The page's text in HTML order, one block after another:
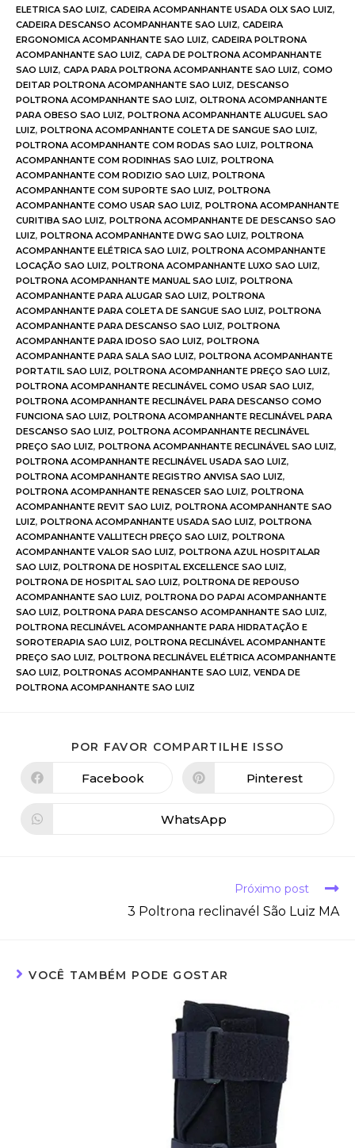
ELETRICA SAO LUIZ, CADEIRA ACOMPANHANTE USADA OLX SAO LUIZ,
CADEIRA DESCANSO ACOMPANHANTE SAO LUIZ, CADEIRA
ERGONOMICA ACOMPANHANTE SAO LUIZ, CADEIRA POLTRONA
ACOMPANHANTE SAO LUIZ, CAPA DE POLTRONA ACOMPANHANTE
SAO LUIZ, CAPA PARA POLTRONA ACOMPANHANTE SAO LUIZ, COMO
DEITAR POLTRONA ACOMPANHANTE SAO LUIZ, DESCANSO
POLTRONA ACOMPANHANTE SAO LUIZ, OLTRONA ACOMPANHANTE
PARA OBESO SAO LUIZ, POLTRONA ACOMPANHANTE ALUGUEL SAO
LUIZ, POLTRONA ACOMPANHANTE COLETA DE SANGUE SAO LUIZ,
POLTRONA ACOMPANHANTE COM RODAS SAO LUIZ, POLTRONA
ACOMPANHANTE COM RODINHAS SAO LUIZ, POLTRONA
ACOMPANHANTE COM RODIZIO SAO LUIZ, POLTRONA
ACOMPANHANTE COM SUPORTE SAO LUIZ, POLTRONA
ACOMPANHANTE COMO USAR SAO LUIZ, POLTRONA ACOMPANHANTE
CURITIBA SAO LUIZ, POLTRONA ACOMPANHANTE DE DESCANSO SAO
LUIZ, POLTRONA ACOMPANHANTE DWG SAO LUIZ, POLTRONA
ACOMPANHANTE ELÉTRICA SAO LUIZ, POLTRONA ACOMPANHANTE
LOCAÇÃO SAO LUIZ, POLTRONA ACOMPANHANTE LUXO SAO LUIZ,
POLTRONA ACOMPANHANTE MANUAL SAO LUIZ, POLTRONA
ACOMPANHANTE PARA ALUGAR SAO LUIZ, POLTRONA
ACOMPANHANTE PARA COLETA DE SANGUE SAO LUIZ, POLTRONA
ACOMPANHANTE PARA DESCANSO SAO LUIZ, POLTRONA
ACOMPANHANTE PARA IDOSO SAO LUIZ, POLTRONA
ACOMPANHANTE PARA SALA SAO LUIZ, POLTRONA ACOMPANHANTE
PORTATIL SAO LUIZ, POLTRONA ACOMPANHANTE PREÇO SAO LUIZ,
POLTRONA ACOMPANHANTE RECLINÁVEL COMO USAR SAO LUIZ,
POLTRONA ACOMPANHANTE RECLINÁVEL PARA DESCANSO COMO
FUNCIONA SAO LUIZ, POLTRONA ACOMPANHANTE RECLINÁVEL PARA
DESCANSO SAO LUIZ, POLTRONA ACOMPANHANTE RECLINÁVEL
PREÇO SAO LUIZ, POLTRONA ACOMPANHANTE RECLINÁVEL SAO LUIZ,
POLTRONA ACOMPANHANTE RECLINÁVEL USADA SAO LUIZ,
POLTRONA ACOMPANHANTE REGISTRO ANVISA SAO LUIZ,
POLTRONA ACOMPANHANTE RENASCER SAO LUIZ, POLTRONA
ACOMPANHANTE REVIT SAO LUIZ, POLTRONA ACOMPANHANTE SAO
LUIZ, POLTRONA ACOMPANHANTE USADA SAO LUIZ, POLTRONA
ACOMPANHANTE VALLITECH PREÇO SAO LUIZ, POLTRONA
ACOMPANHANTE VALOR SAO LUIZ, POLTRONA AZUL HOSPITALAR
SAO LUIZ, POLTRONA DE HOSPITAL EXCELLENCE SAO LUIZ,
POLTRONA DE HOSPITAL SAO LUIZ, POLTRONA DE REPOUSO
ACOMPANHANTE SAO LUIZ, POLTRONA DO PAPAI ACOMPANHANTE
SAO LUIZ, POLTRONA PARA DESCANSO ACOMPANHANTE SAO LUIZ,
POLTRONA RECLINÁVEL ACOMPANHANTE PARA HIDRATAÇÃO E
SOROTERAPIA SAO LUIZ, POLTRONA RECLINÁVEL ACOMPANHANTE
PREÇO SAO LUIZ, POLTRONA RECLINÁVEL ELÉTRICA ACOMPANHANTE
SAO LUIZ, POLTRONAS ACOMPANHANTE SAO LUIZ, VENDA DE
POLTRONA ACOMPANHANTE SAO LUIZ
POR FAVOR COMPARTILHE ISSO
Facebook Pinterest
WhatsApp
Próximo post
3 Poltrona reclinavél São Luiz MA
VOCÊ TAMBÉM PODE GOSTAR